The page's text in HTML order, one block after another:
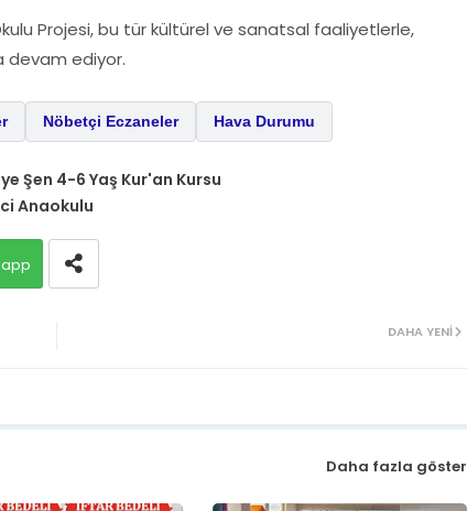
Projesi, bu tür kültürel ve sanatsal faaliyetlerle,
devam ediyor.
Nöbetçi Eczaneler Hava Durumu
Şen 4-6 Yaş Kur'an Kursu
Anaokulu
DAHA YENI
Daha fazla göster